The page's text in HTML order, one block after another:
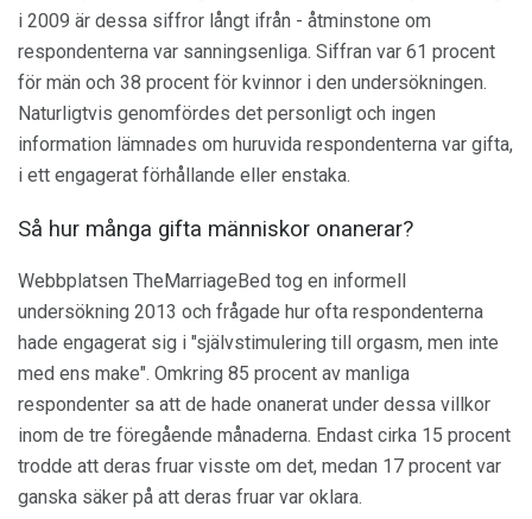
i 2009 är dessa siffror långt ifrån - åtminstone om
respondenterna var sanningsenliga. Siffran var 61 procent
för män och 38 procent för kvinnor i den undersökningen.
Naturligtvis genomfördes det personligt och ingen
information lämnades om huruvida respondenterna var gifta,
i ett engagerat förhållande eller enstaka.
Så hur många gifta människor onanerar?
Webbplatsen TheMarriageBed tog en informell
undersökning 2013 och frågade hur ofta respondenterna
hade engagerat sig i "självstimulering till orgasm, men inte
med ens make". Omkring 85 procent av manliga
respondenter sa att de hade onanerat under dessa villkor
inom de tre föregående månaderna. Endast cirka 15 procent
trodde att deras fruar visste om det, medan 17 procent var
ganska säker på att deras fruar var oklara.